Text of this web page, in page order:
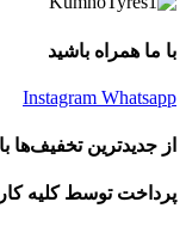
با ما همراه باشید
Instagram Whatsapp
از جدیدترین تخفیف‌ها
پرداخت توسط کلیه